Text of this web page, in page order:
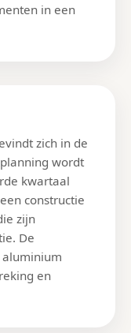
in een
zich in de
wordt
kwartaal
constructie
zijn
De
en